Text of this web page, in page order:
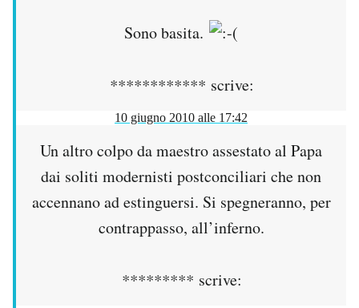
Sono basita.
************scrive:
10 giugno 2010 alle 17:42
Un altro colpo da maestro assestato al Papa
dai soliti modernisti postconciliari che non
accennano ad estinguersi. Si spegneranno, per
contrappasso, all’inferno.
*********scrive: